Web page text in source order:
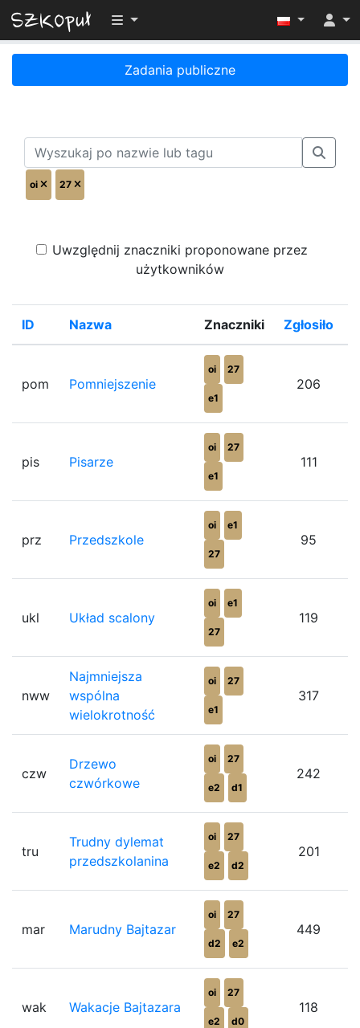
Przełącz widoczność menu
Zadania publiczne
oi 27
Uwzględnij znaczniki proponowane przez
użytkowników
ID Nazwa Znaczniki Zgłosiło
pom Pomniejszenie
oi 27
e1
206
pis Pisarze
oi 27
e1
111
prz Przedszkole
oi e1
27
95
ukl Układ scalony
oi e1
27
119
nww
Najmniejsza
wspólna
wielokrotność
oi 27
e1
317
czw
Drzewo
czwórkowe
oi 27
e2 d1
242
tru
Trudny dylemat
przedszkolanina
oi 27
e2 d2
201
mar Marudny Bajtazar
oi 27
d2 e2
449
wak Wakacje Bajtazara
oi 27
e2 d0
118